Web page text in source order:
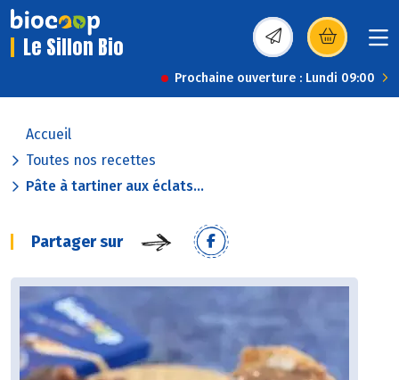
Le Sillon Bio (s’ouvre dans une
Prochaine ouverture : Lundi 09:00
Accueil
Toutes nos recettes
Pâte à tartiner aux éclats...
Partager sur